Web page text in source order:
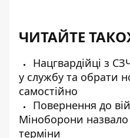
ЧИТАЙТЕ
Нацгвардійці з
у службу та обрати
самостійно
Повернення до
Міноборони назвало
терміни